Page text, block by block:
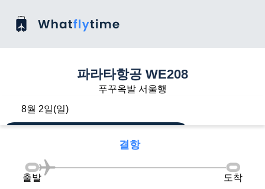
파라타항공 WE208
푸꾸옥발 서울행
8월 2일(일)
결항
출발 도착